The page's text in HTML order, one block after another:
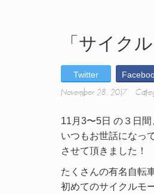
「サイク
Twitter
November 28, 2017
11月3〜5日 の３日
いつもお世話になっ
させて頂きました！
たくさんの有名自転
初めてのサイクルモ